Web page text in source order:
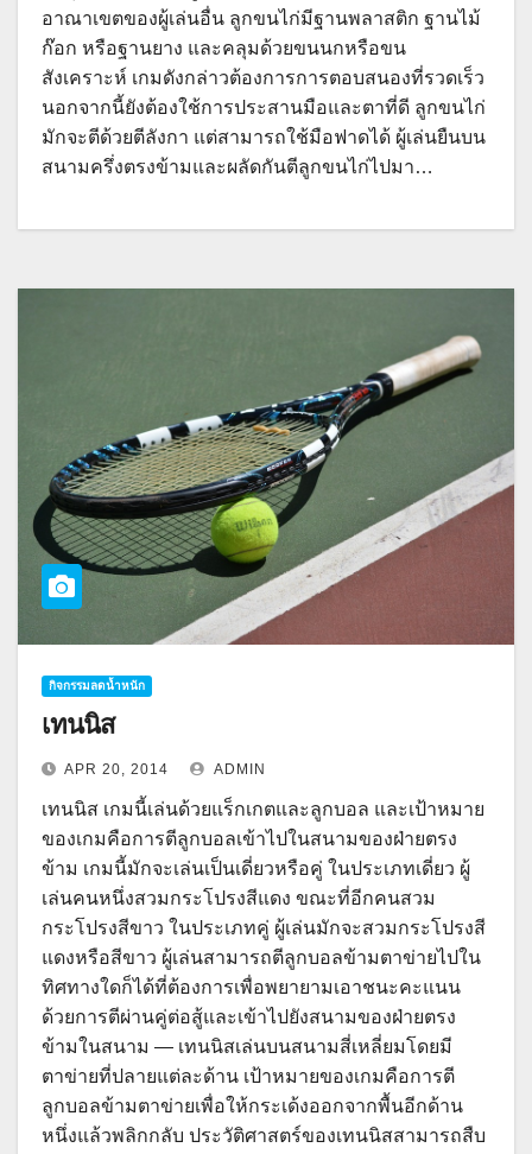
อาณาเขตของผู้เล่นอื่น ลูกขนไก่มีฐานพลาสติก ฐานไม้
ก๊อก หรือฐานยาง และคลุมด้วยขนนกหรือขน
สังเคราะห์ เกมดังกล่าวต้องการการตอบสนองที่รวดเร็ว
นอกจากนี้ยังต้องใช้การประสานมือและตาที่ดี ลูกขนไก่
มักจะตีด้วยตีลังกา แต่สามารถใช้มือฟาดได้ ผู้เล่นยืนบน
สนามครึ่งตรงข้ามและผลัดกันตีลูกขนไก่ไปมา…
กิจกรรมลดน้ำหนัก
เทนนิส
APR 20, 2014 ADMIN
เทนนิส เกมนี้เล่นด้วยแร็กเกตและลูกบอล และเป้าหมาย
ของเกมคือการตีลูกบอลเข้าไปในสนามของฝ่ายตรง
ข้าม เกมนี้มักจะเล่นเป็นเดี่ยวหรือคู่ ในประเภทเดี่ยว ผู้
เล่นคนหนึ่งสวมกระโปรงสีแดง ขณะที่อีกคนสวม
กระโปรงสีขาว ในประเภทคู่ ผู้เล่นมักจะสวมกระโปรงสี
แดงหรือสีขาว ผู้เล่นสามารถตีลูกบอลข้ามตาข่ายไปใน
ทิศทางใดก็ได้ที่ต้องการเพื่อพยายามเอาชนะคะแนน
ด้วยการตีผ่านคู่ต่อสู้และเข้าไปยังสนามของฝ่ายตรง
ข้ามในสนาม — เทนนิสเล่นบนสนามสี่เหลี่ยมโดยมี
ตาข่ายที่ปลายแต่ละด้าน เป้าหมายของเกมคือการตี
ลูกบอลข้ามตาข่ายเพื่อให้กระเด้งออกจากพื้นอีกด้าน
หนึ่งแล้วพลิกกลับ ประวัติศาสตร์ของเทนนิสสามารถสืบ